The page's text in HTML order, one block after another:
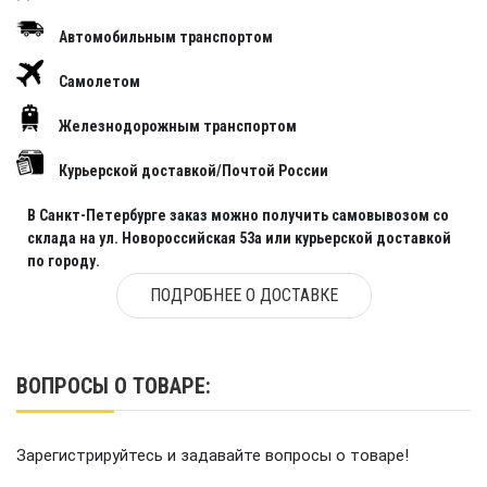
Топливный бак: внешний, 24 л
Максимальный расход топлива: 13,8 л/ч
Тип топлива: бензин АИ-92
Редуктор: передаточное число 2,0 (26/13)
Гребной винт: 3-лопастной, 11⅛" x 13"
Высота транца: 508 мм
Преимущества:
Автомобильным транспортом
Самолетом
Железнодорожным транспортом
Курьерской доставкой/Почтой России
В Санкт-Петербурге заказ можно получить самовывозом со
склада на ул. Новороссийская 53а или курьерской доставкой
по городу.
ПОДРОБНЕЕ О ДОСТАВКЕ
ВОПРОСЫ О ТОВАРЕ:
Зарегистрируйтесь и задавайте вопросы о товаре!